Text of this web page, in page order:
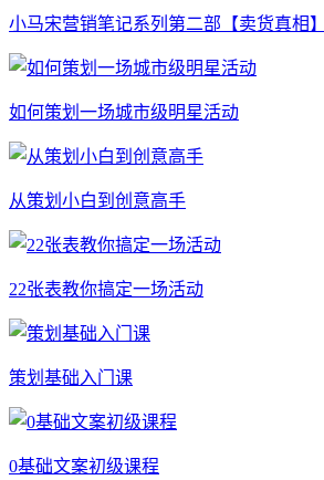
小马宋营销笔记系列第二部【卖货真相】
如何策划一场城市级明星活动
从策划小白到创意高手
22张表教你搞定一场活动
策划基础入门课
0基础文案初级课程